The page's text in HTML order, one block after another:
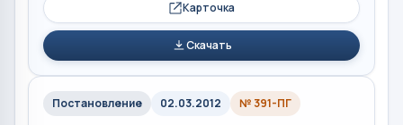
Карточка
Скачать
Постановление 02.03.2012 № 391-ПГ